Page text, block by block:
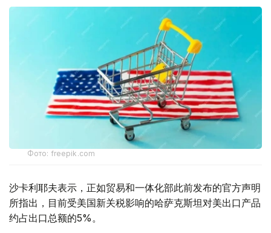
Фото: freepik.com
沙卡利耶夫表示，正如贸易和一体化部此前发布的官方声明
所指出，目前受美国新关税影响的哈萨克斯坦对美出口产品
约占出口总额的5%。